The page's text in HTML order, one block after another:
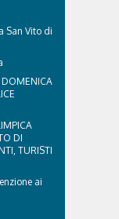
San Vito di
DOMENICA
DI
TURISTI
ai